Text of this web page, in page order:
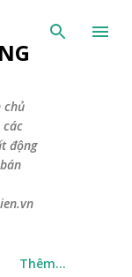
chủ
các
động
Thêm…